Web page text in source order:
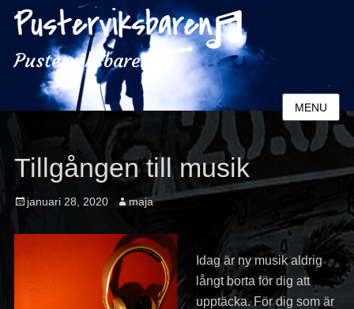
Pusterviksbaren.se
MENU
Tillgången till musik
Posted
januari 28, 2020 Author
maja
Idag är ny musik aldrig
långt borta för dig att
upptäcka. För dig som är